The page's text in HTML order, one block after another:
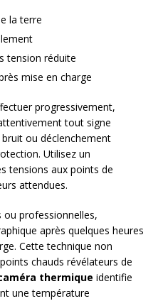
la terre
tension réduite
mise en charge
progressivement,
tout signe
ou déclenchement
Utilisez un
tensions aux points de
attendues.
ou professionnelles,
après quelques heures
Cette technique non
chauds révélateurs de
thermique identifie
une température